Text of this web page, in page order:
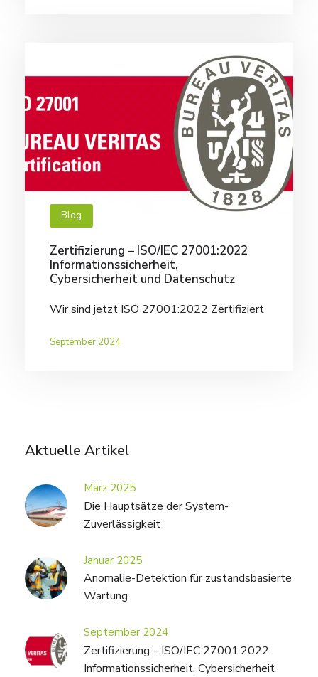
Blog
Zertifizierung – ISO/IEC 27001:2022
Informationssicherheit,
Cybersicherheit und Datenschutz
Wir sind jetzt ISO 27001:2022 Zertifiziert
September 2024
Aktuelle Artikel
März 2025
Die Hauptsätze der System-
Zuverlässigkeit
Januar 2025
Anomalie-Detektion für zustandsbasierte
Wartung
September 2024
Zertifizierung – ISO/IEC 27001:2022
Informationssicherheit, Cybersicherheit